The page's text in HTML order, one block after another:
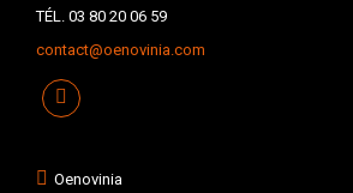
TÉL. 03 80 20 06 59
contact@oenovinia.com
Oenovinia